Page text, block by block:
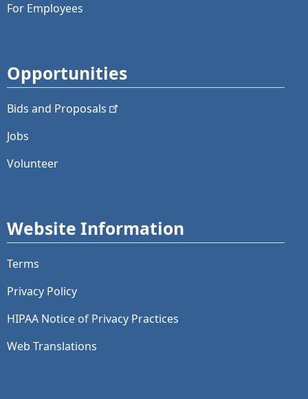
For Employees
Opportunities
Bids and Proposals
Jobs
Volunteer
Website Information
Terms
Privacy Policy
HIPAA Notice of Privacy Practices
Web Translations